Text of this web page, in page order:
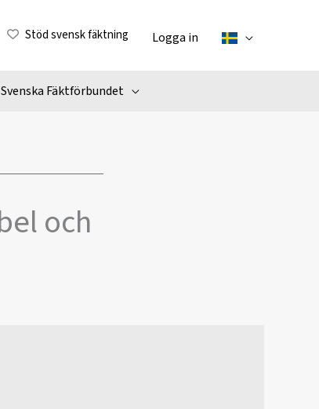
Stöd svensk fäktning Logga in
Svenska Fäktförbundet
och